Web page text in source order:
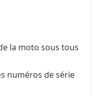
la moto sous tous
numéros de série